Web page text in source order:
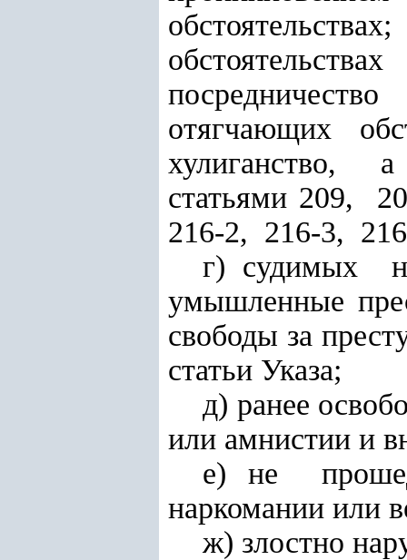
отягчающих
хулиганство,
статьями 209,
216-2, 216-3,
г)
умышленные
свободы за
статьи Указа;
д) ранее
или амнистии и
е) не
наркомании или
ж) злостно